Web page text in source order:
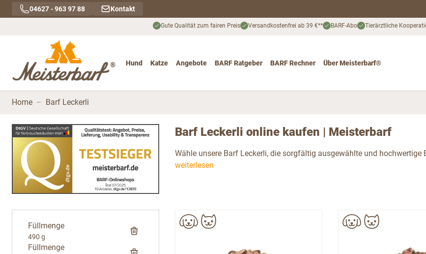
Direkt zum Inhalt
04627 - 963 97 88 Kontakt
Gute Qualität zum fairen Preis Versandkostenfrei ab 39 €** BARF-Abo Tierärztliche
Hund
Katze
Angebote
BARF Ratgeber BARF Rechner Über Meisterbarf®
Home – Barf Leckerli
Barf Leckerli online kaufen | Meisterbarf
Wähle unsere Barf Leckerli, die sorgfältig ausgewählte und hochwertige
weiterlesen
Füllmenge
490 g
Füllmenge